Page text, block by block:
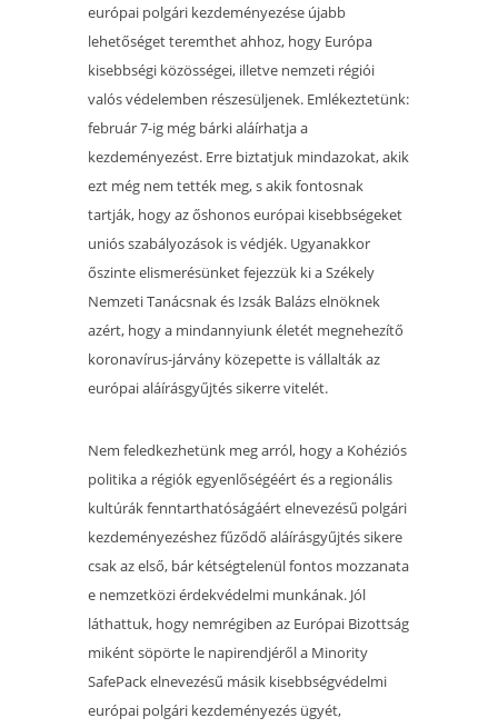
európai polgári kezdeményezése újabb
lehetőséget teremthet ahhoz, hogy Európa
kisebbségi közösségei, illetve nemzeti régiói
valós védelemben részesüljenek. Emlékeztetünk:
február 7-ig még bárki aláírhatja a
kezdeményezést. Erre biztatjuk mindazokat, akik
ezt még nem tették meg, s akik fontosnak
tartják, hogy az őshonos európai kisebbségeket
uniós szabályozások is védjék. Ugyanakkor
őszinte elismerésünket fejezzük ki a Székely
Nemzeti Tanácsnak és Izsák Balázs elnöknek
azért, hogy a mindannyiunk életét megnehezítő
koronavírus-járvány közepette is vállalták az
európai aláírásgyűjtés sikerre vitelét.
Nem feledkezhetünk meg arról, hogy a Kohéziós
politika a régiók egyenlőségéért és a regionális
kultúrák fenntarthatóságáért elnevezésű polgári
kezdeményezéshez fűződő aláírásgyűjtés sikere
csak az első, bár kétségtelenül fontos mozzanata
e nemzetközi érdekvédelmi munkának. Jól
láthattuk, hogy nemrégiben az Európai Bizottság
miként söpörte le napirendjéről a Minority
SafePack elnevezésű másik kisebbségvédelmi
európai polgári kezdeményezés ügyét,